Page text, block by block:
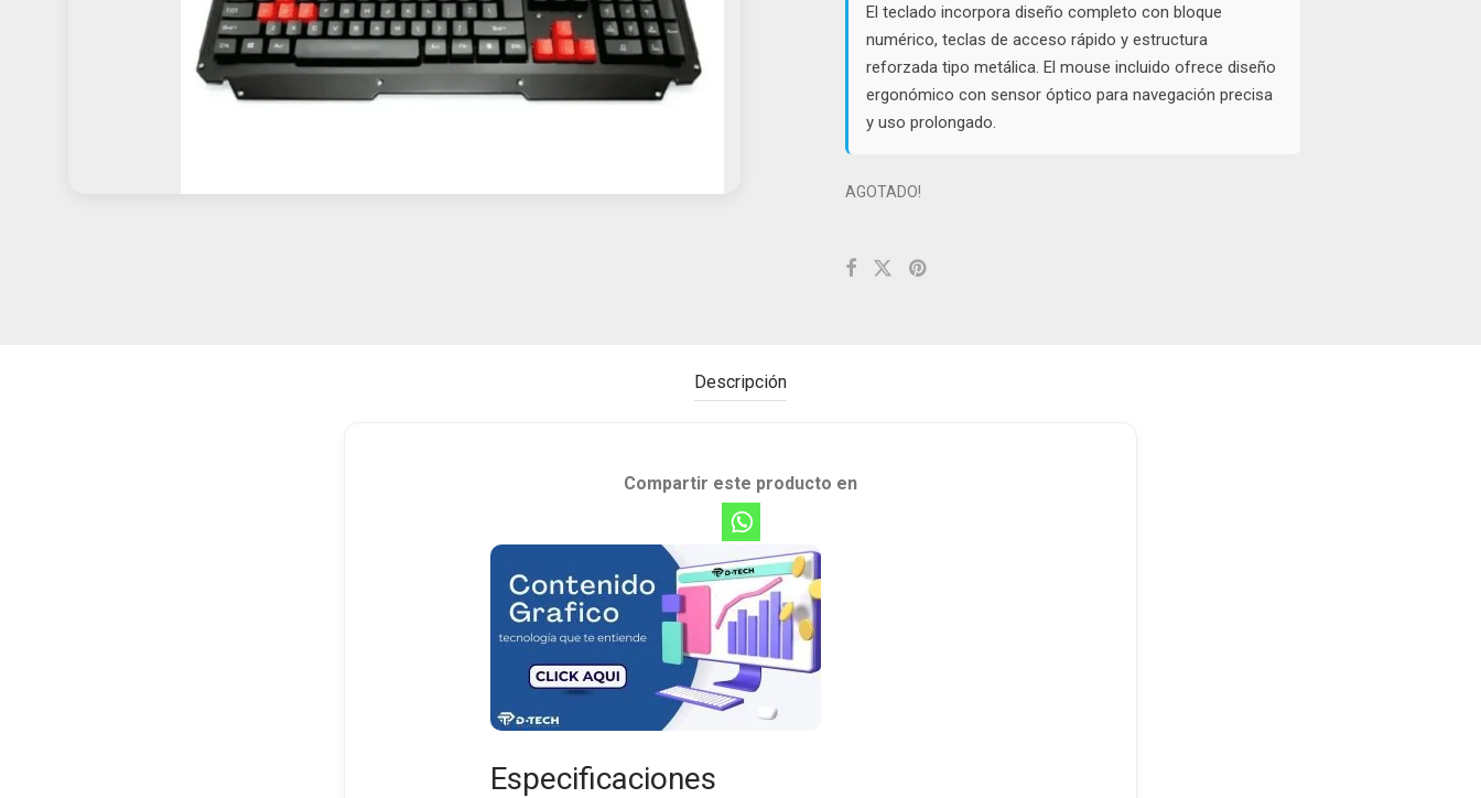
El teclado incorpora diseño completo con bloque
numérico, teclas de acceso rápido y estructura
reforzada tipo metálica. El mouse incluido ofrece diseño
ergonómico con sensor óptico para navegación precisa
y uso prolongado.
AGOTADO!
Descripción
Compartir este producto en
Especificaciones